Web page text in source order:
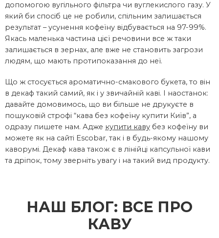
допомогою вугільного фільтра чи вуглекислого газу. У
який би спосіб це не робили, спільним залишається
результат – усунення кофеїну відбувається на 97-99%.
Якась маленька частина цієї речовини все ж таки
залишається в зернах, але вже не становить загрози
людям, що мають протипоказання до неї.
Що ж стосується ароматично-смакового букета, то він
в декаф такий самий, як і у звичайній каві. І наостанок:
давайте домовимось, що ви більше не друкуєте в
пошуковій строфі “кава без кофеїну купити Київ”, а
одразу пишете нам. Адже купити каву без кофеїну ви
можете як на сайті Escobar, так і в будь-якому нашому
каворумі. Декаф кава також є в лінійці капсульної кави
та дріпок, тому зверніть увагу і на такий вид продукту.
НАШ БЛОГ: ВСЕ ПРО
КАВУ